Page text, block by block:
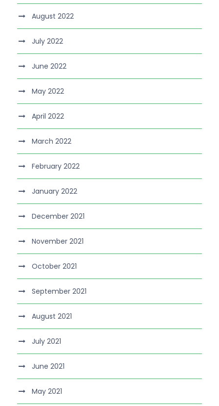
August 2022
July 2022
June 2022
May 2022
April 2022
March 2022
February 2022
January 2022
December 2021
November 2021
October 2021
September 2021
August 2021
July 2021
June 2021
May 2021